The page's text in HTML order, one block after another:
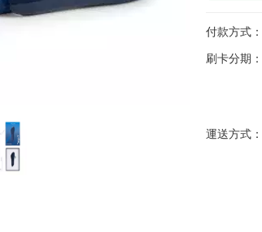
付款方式：
刷卡分期：
運送方式：